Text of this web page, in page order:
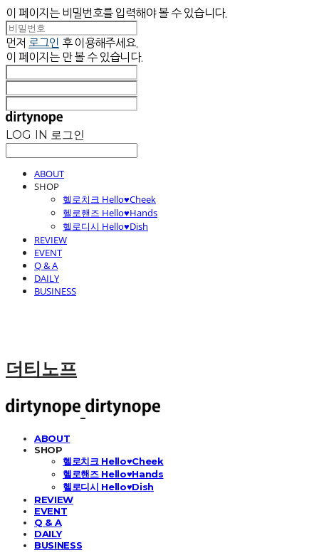
이 페이지는 비밀번호를 입력해야 볼 수 있습니다.
먼저 로그인 후 이용해주세요.
이 페이지는 만 볼 수 있습니다.
LOG IN 로그인
ABOUT
SHOP
헬로치크 Hello♥Cheek
헬로핸즈 Hello♥Hands
헬로디시 Hello♥Dish
REVIEW
EVENT
Q & A
DAILY
BUSINESS
더티노프
ABOUT
SHOP
헬로치크 Hello♥Cheek
헬로핸즈 Hello♥Hands
헬로디시 Hello♥Dish
REVIEW
EVENT
Q & A
DAILY
BUSINESS